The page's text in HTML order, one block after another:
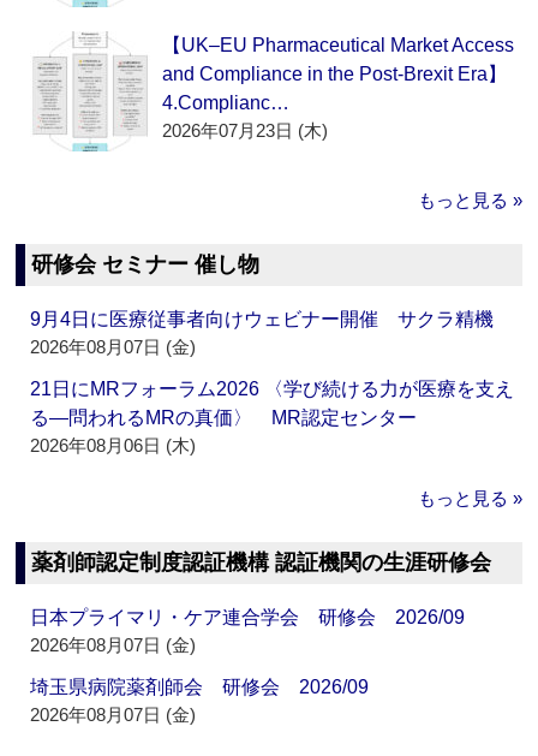
【UK–EU Pharmaceutical Market Access
and Compliance in the Post-Brexit Era】
4.Complianc…
2026年07月23日 (木)
もっと見る »
研修会 セミナー 催し物
9月4日に医療従事者向けウェビナー開催 サクラ精機
2026年08月07日 (金)
21日にMRフォーラム2026 〈学び続ける力が医療を支え
る―問われるMRの真価〉 MR認定センター
2026年08月06日 (木)
もっと見る »
薬剤師認定制度認証機構 認証機関の生涯研修会
日本プライマリ・ケア連合学会 研修会 2026/09
2026年08月07日 (金)
埼玉県病院薬剤師会 研修会 2026/09
2026年08月07日 (金)